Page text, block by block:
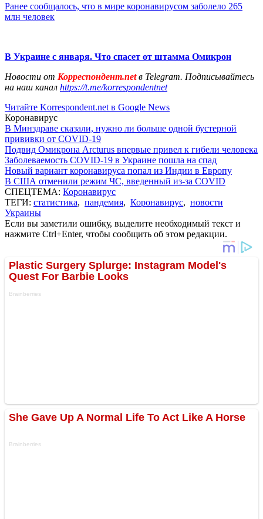
Ранее сообщалось, что в мире коронавирусом заболело 265
млн человек
В Украине с января. Что спасет от штамма Омикрон
Новости от Корреспондент.netв Telegram. Подписывайтесь
на наш канал https://t.me/korrespondentnet
Читайте Korrespondent.net в Google News
Коронавирус
В Минздраве сказали, нужно ли больше одной бустерной
прививки от COVID-19
Подвид Омикрона Arcturus впервые привел к гибели человека
Заболеваемость COVID-19 в Украине пошла на спад
Новый вариант коронавируса попал из Индии в Европу
В США отменили режим ЧС, введенный из-за COVID
СПЕЦТЕМА: Коронавирус
ТЕГИ: статистика, пандемия, Коронавирус, новости
Украины
Если вы заметили ошибку, выделите необходимый текст и
нажмите Ctrl+Enter, чтобы сообщить об этом редакции.